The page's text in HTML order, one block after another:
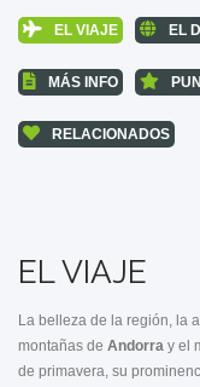
EL VIAJE EL
MÁS INFO
RELACIONADOS
EL VIAJE
La belleza de la región, la
montañas de Andorra y el
de primavera, su